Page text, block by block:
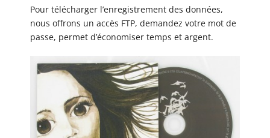
Pour télécharger l’enregistrement des données,
nous offrons un accès FTP, demandez votre mot de
passe, permet d’économiser temps et argent.